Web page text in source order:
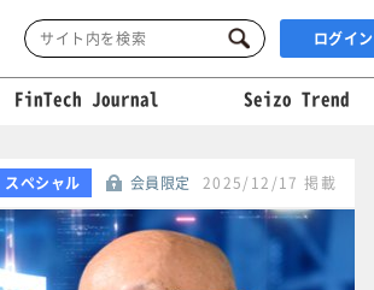
ログイン
FinTech Journal Seizo Trend
スペシャル 会員限定 2025/12/17 掲載